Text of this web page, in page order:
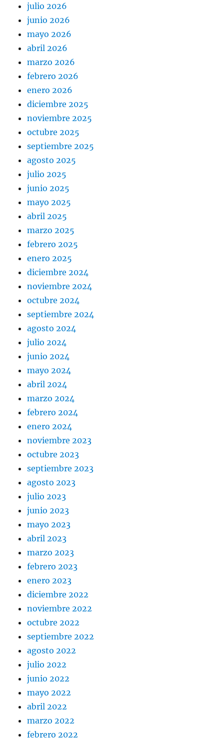
julio 2026
junio 2026
mayo 2026
abril 2026
marzo 2026
febrero 2026
enero 2026
diciembre 2025
noviembre 2025
octubre 2025
septiembre 2025
agosto 2025
julio 2025
junio 2025
mayo 2025
abril 2025
marzo 2025
febrero 2025
enero 2025
diciembre 2024
noviembre 2024
octubre 2024
septiembre 2024
agosto 2024
julio 2024
junio 2024
mayo 2024
abril 2024
marzo 2024
febrero 2024
enero 2024
noviembre 2023
octubre 2023
septiembre 2023
agosto 2023
julio 2023
junio 2023
mayo 2023
abril 2023
marzo 2023
febrero 2023
enero 2023
diciembre 2022
noviembre 2022
octubre 2022
septiembre 2022
agosto 2022
julio 2022
junio 2022
mayo 2022
abril 2022
marzo 2022
febrero 2022